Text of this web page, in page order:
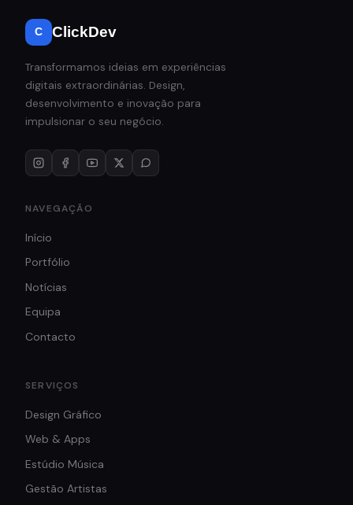
C ClickDev
Transformamos ideias em experiências
digitais extraordinárias. Design,
desenvolvimento e inovação para
impulsionar o seu negócio.
NAVEGAÇÃO
Início
Portfólio
Notícias
Equipa
Contacto
SERVIÇOS
Design Gráfico
Web & Apps
Estúdio Música
Gestão Artistas